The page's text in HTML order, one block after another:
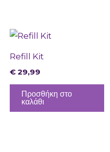
Refill Kit
€ 29,99
Προσθήκη στο
καλάθι